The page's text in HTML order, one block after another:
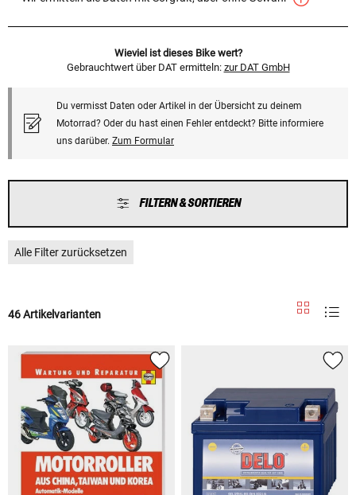
Wieviel ist dieses Bike wert?
Gebrauchtwert über DAT ermitteln: zur DAT GmbH
Du vermisst Daten oder Artikel in der Übersicht zu deinem
Motorrad? Oder du hast einen Fehler entdeckt? Bitte informiere
uns darüber. Zum Formular
FILTERN & SORTIEREN
Alle Filter zurücksetzen
46 Artikelvarianten